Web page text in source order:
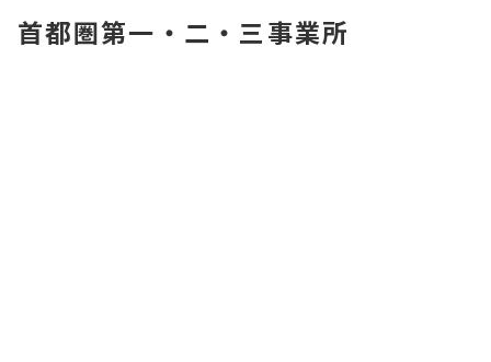
首都圏第一・二・三事業所